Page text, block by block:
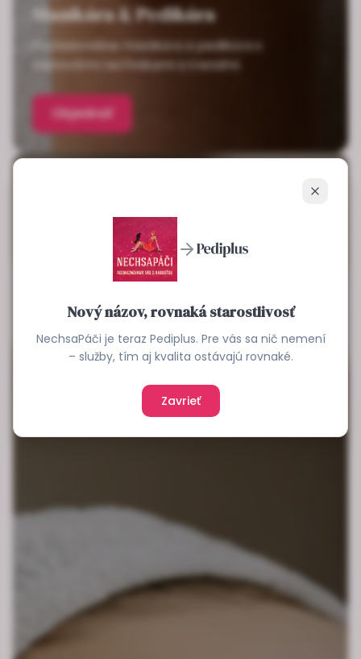
Zavrieť
Nový názov, rovnaká starostlivosť
NechsaPáči je teraz Pediplus. Pre vás sa nič nemení
– služby, tím aj kvalita ostávajú rovnaké.
Zavrieť
Manikúra & Pedikúra
Profesionálne manikúra a pedikúra s
najnovšími technikami a trendmi
Objednať